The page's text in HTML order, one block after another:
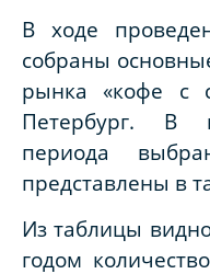
В ходе
собраны
рынка «кофе с
Петербург. В
периода
представлены в
Из таблицы
годом